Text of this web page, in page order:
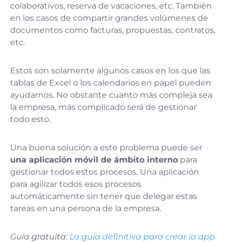
colaborativos, reserva de vacaciones, etc. También
en los casos de compartir grandes volúmenes de
documentos como facturas, propuestas, contratos,
etc.
Estos son solamente algunos casos en los que las
tablas de Excel o los calendarios en papel pueden
ayudarnos. No obstante cuanto más compleja sea
la empresa, más complicado será de gestionar
todo esto.
Una buena solución a este problema puede ser
una aplicación móvil de ámbito interno para
gestionar todos estos procesos. Una aplicación
para agilizar todos esos procesos
automáticamente sin tener que delegar estas
tareas en una persona de la empresa.
Guía gratuita: La guía definitiva para crear la app